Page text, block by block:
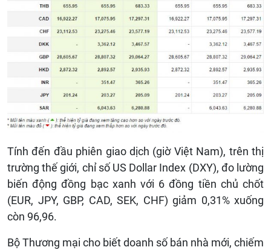
Tính đến đầu phiên giao dịch (giờ Việt Nam), trên thị
trường thế giới, chỉ số US Dollar Index (DXY), đo lường
biến động đồng bạc xanh với 6 đồng tiền chủ chốt
(EUR, JPY, GBP, CAD, SEK, CHF) giảm 0,31% xuống
còn 96,96.
Bộ Thương mại cho biết doanh số bán nhà mới, chiếm